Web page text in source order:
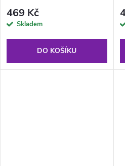
469 Kč
Skladem
DO KOŠÍKU